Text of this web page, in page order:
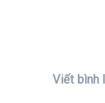
Viết bình